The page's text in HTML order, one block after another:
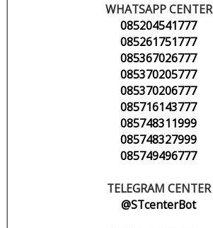
WHATSAPP CENTER
085204541777
085261751777
085367026777
085370205777
085370206777
085716143777
085748311999
085748327999
085749496777
TELEGRAM CENTER
@STcenterBot